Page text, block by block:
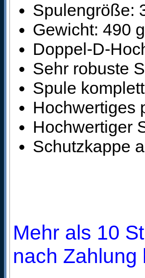
Spulengröße:
Gewicht: 490 g
Doppel-D-
Sehr robuste
Spule
Hochwertiges
Hochwertiger
Schutzkappe
Mehr als 10
nach Zahlung